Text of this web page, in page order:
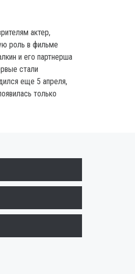
актер,
роль в фильме
и его партнерша
стали
еще 5 апреля,
только